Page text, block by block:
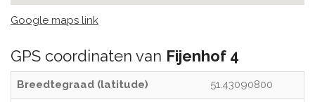
Google maps link
GPS coordinaten van Fijenhof 4
Breedtegraad (latitude) 51.43090800